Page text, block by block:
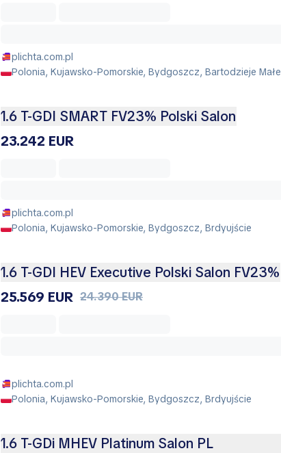
plichta.com.pl
Polonia, Kujawsko-Pomorskie, Bydgoszcz, Bartodzieje Małe
1.6 T-GDI SMART FV23% Polski Salon
23.242 EUR
plichta.com.pl
Polonia, Kujawsko-Pomorskie, Bydgoszcz, Brdyujście
1.6 T-GDI HEV Executive Polski Salon FV23%
25.569 EUR 24.390 EUR
plichta.com.pl
Polonia, Kujawsko-Pomorskie, Bydgoszcz, Brdyujście
1.6 T-GDi MHEV Platinum Salon PL